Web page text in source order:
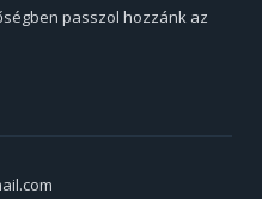
passzol hozzánk az